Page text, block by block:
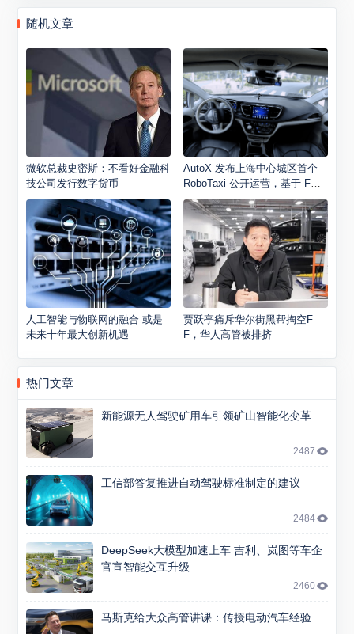
随机文章
微软总裁史密斯：不看好金融科
技公司发行数字货币
AutoX 发布上海中心城区首个
RoboTaxi 公开运营，基于 FCA
大捷龙车型
人工智能与物联网的融合 或是
未来十年最大创新机遇
贾跃亭痛斥华尔街黑帮掏空F
F，华人高管被排挤
热门文章
新能源无人驾驶矿用车引领矿山智能化变革
2487
工信部答复推进自动驾驶标准制定的建议
2484
DeepSeek大模型加速上车 吉利、岚图等车企
官宣智能交互升级
2460
马斯克给大众高管讲课：传授电动汽车经验